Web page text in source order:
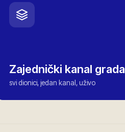
Zajednički kanal grada
svi dionici, jedan kanal, uživo